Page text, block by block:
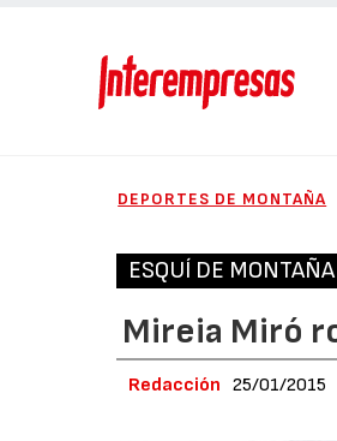
DEPORTES DE MONTAÑA
ESQUÍ DE MONTAÑA
Mireia Miró
Redacción 25/01/2015